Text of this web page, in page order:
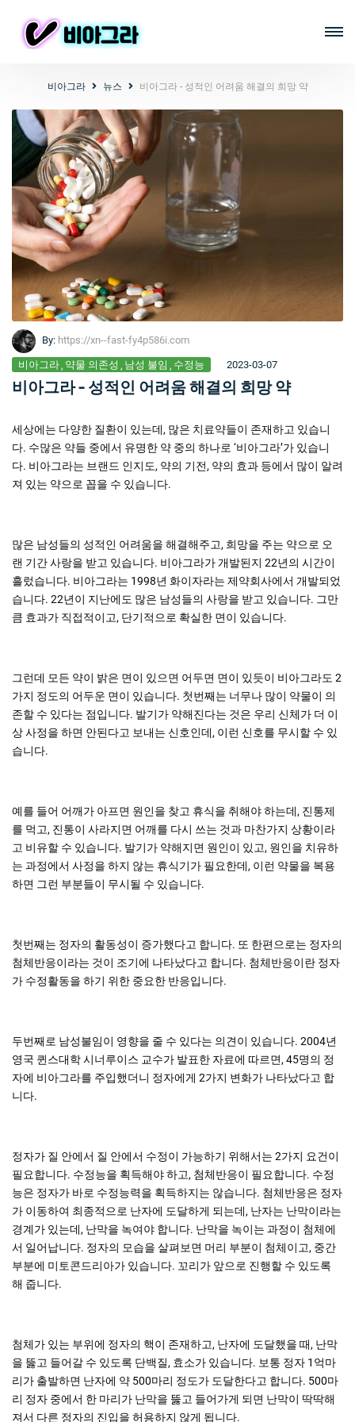
비아그라 뉴스 비아그라 - 성적인 어려움 해결의 희망 약
By: https://xn--fast-fy4p586i.com
비아그라 약물 의존성 남성 불임 수정능 2023-03-07
비아그라 - 성적인 어려움 해결의 희망 약
세상에는 다양한 질환이 있는데, 많은 치료약들이 존재하고 있습니
다. 수많은 약들 중에서 유명한 약 중의 하나로 ‘비아그라’가 있습니
다. 비아그라는 브랜드 인지도, 약의 기전, 약의 효과 등에서 많이 알려
져 있는 약으로 꼽을 수 있습니다.
많은 남성들의 성적인 어려움을 해결해주고, 희망을 주는 약으로 오
랜 기간 사랑을 받고 있습니다. 비아그라가 개발된지 22년의 시간이
흘렀습니다. 비아그라는 1998년 화이자라는 제약회사에서 개발되었
습니다. 22년이 지난에도 많은 남성들의 사랑을 받고 있습니다. 그만
큼 효과가 직접적이고, 단기적으로 확실한 면이 있습니다.
그런데 모든 약이 밝은 면이 있으면 어두면 면이 있듯이 비아그라도 2
가지 정도의 어두운 면이 있습니다. 첫번째는 너무나 많이 약물이 의
존할 수 있다는 점입니다. 발기가 약해진다는 것은 우리 신체가 더 이
상 사정을 하면 안된다고 보내는 신호인데, 이런 신호를 무시할 수 있
습니다.
예를 들어 어깨가 아프면 원인을 찾고 휴식을 취해야 하는데, 진통제
를 먹고, 진통이 사라지면 어깨를 다시 쓰는 것과 마찬가지 상황이라
고 비유할 수 있습니다. 발기가 약해지면 원인이 있고, 원인을 치유하
는 과정에서 사정을 하지 않는 휴식기가 필요한데, 이런 약물을 복용
하면 그런 부분들이 무시될 수 있습니다.
첫번째는 정자의 활동성이 증가했다고 합니다. 또 한편으로는 정자의
첨체반응이라는 것이 조기에 나타났다고 합니다. 첨체반응이란 정자
가 수정활동을 하기 위한 중요한 반응입니다.
두번째로 남성불임이 영향을 줄 수 있다는 의견이 있습니다. 2004년
영국 퀸스대학 시너루이스 교수가 발표한 자료에 따르면, 45명의 정
자에 비아그라를 주입했더니 정자에게 2가지 변화가 나타났다고 합
니다.
정자가 질 안에서 질 안에서 수정이 가능하기 위해서는 2가지 요건이
필요합니다. 수정능을 획득해야 하고, 첨체반응이 필요합니다. 수정
능은 정자가 바로 수정능력을 획득하지는 않습니다. 첨체반응은 정자
가 이동하여 최종적으로 난자에 도달하게 되는데, 난자는 난막이라는
경계가 있는데, 난막을 녹여야 합니다. 난막을 녹이는 과정이 첨체에
서 일어납니다. 정자의 모습을 살펴보면 머리 부분이 첨체이고, 중간
부분에 미토콘드리아가 있습니다. 꼬리가 앞으로 진행할 수 있도록
해 줍니다.
첨체가 있는 부위에 정자의 핵이 존재하고, 난자에 도달했을 때, 난막
을 뚫고 들어갈 수 있도록 단백질, 효소가 있습니다. 보통 정자 1억마
리가 출발하면 난자에 약 500마리 정도가 도달한다고 합니다. 500마
리 정자 중에서 한 마리가 난막을 뚫고 들어가게 되면 난막이 딱딱해
져서 다른 정자의 진입을 허용하지 않게 됩니다.